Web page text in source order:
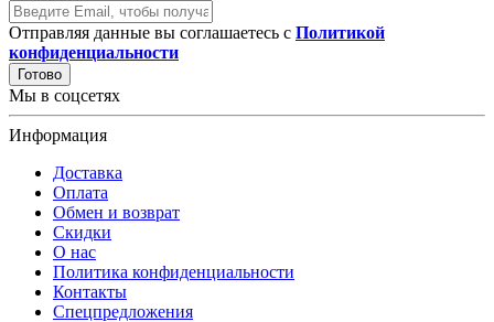
Отправляя данные вы соглашаетесь с Политикой
конфиденциальности
Готово
Мы в соцсетях
Информация
Доставка
Оплата
Обмен и возврат
Скидки
О нас
Политика конфиденциальности
Контакты
Спецпредложения